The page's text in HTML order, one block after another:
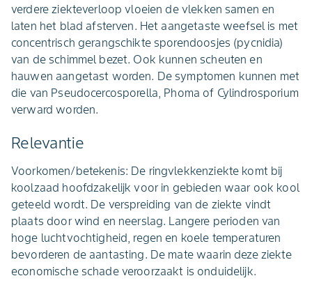
verdere ziekteverloop vloeien de vlekken samen en
laten het blad afsterven. Het aangetaste weefsel is met
concentrisch gerangschikte sporendoosjes (pycnidia)
van de schimmel bezet. Ook kunnen scheuten en
hauwen aangetast worden. De symptomen kunnen met
die van Pseudocercosporella, Phoma of Cylindrosporium
verward worden.
Relevantie
Voorkomen/betekenis: De ringvlekkenziekte komt bij
koolzaad hoofdzakelijk voor in gebieden waar ook kool
geteeld wordt. De verspreiding van de ziekte vindt
plaats door wind en neerslag. Langere perioden van
hoge luchtvochtigheid, regen en koele temperaturen
bevorderen de aantasting. De mate waarin deze ziekte
economische schade veroorzaakt is onduidelijk.